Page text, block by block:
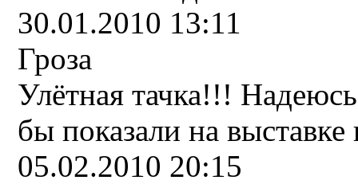
30.01.2010 13:11
Гроза
Улётная тачка!!!
бы показали на
05.02.2010 20:15